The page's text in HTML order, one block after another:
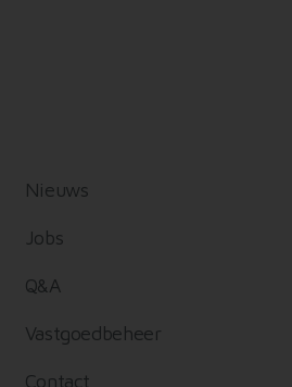
Nieuws
Jobs
Q&A
Vastgoedbeheer
Contact